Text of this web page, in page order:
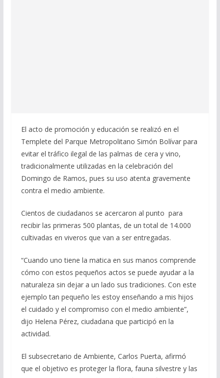
El acto de promoción y educación se realizó en el
Templete del Parque Metropolitano Simón Bolívar para
evitar el tráfico ilegal de las palmas de cera y vino,
tradicionalmente utilizadas en la celebración del
Domingo de Ramos, pues su uso atenta gravemente
contra el medio ambiente.
Cientos de ciudadanos se acercaron al punto para
recibir las primeras 500 plantas, de un total de 14.000
cultivadas en viveros que van a ser entregadas.
“Cuando uno tiene la matica en sus manos comprende
cómo con estos pequeños actos se puede ayudar a la
naturaleza sin dejar a un lado sus tradiciones. Con este
ejemplo tan pequeño les estoy enseñando a mis hijos
el cuidado y el compromiso con el medio ambiente”,
dijo Helena Pérez, ciudadana que participó en la
actividad.
El subsecretario de Ambiente, Carlos Puerta, afirmó
que el objetivo es proteger la flora, fauna silvestre y las